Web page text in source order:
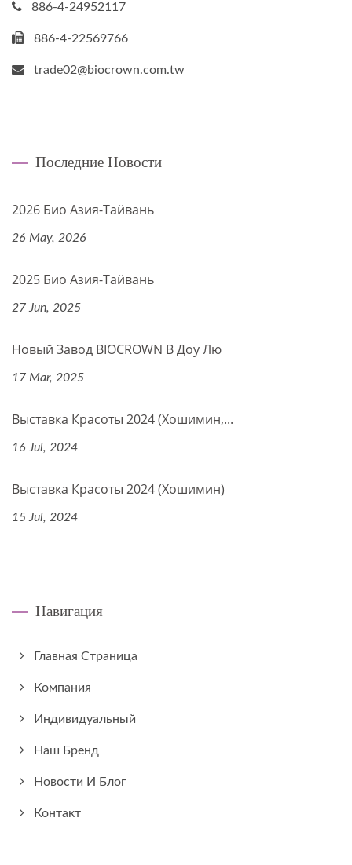
886-4-24952117
886-4-22569766
trade02@biocrown.com.tw
Последние Новости
2026 Био Азия-Тайвань
26 May, 2026
2025 Био Азия-Тайвань
27 Jun, 2025
Новый Завод BIOCROWN В Доу Лю
17 Mar, 2025
Выставка Красоты 2024 (Хошимин,...
16 Jul, 2024
Выставка Красоты 2024 (Хошимин)
15 Jul, 2024
Навигация
Главная Страница
Компания
Индивидуальный
Наш Бренд
Новости И Блог
Контакт